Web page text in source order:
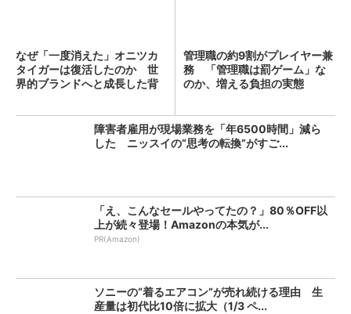
なぜ「一度消えた」オニツカ
タイガーは復活したのか 世
界的ブランドへと成長した背
管理職の約9割がプレイヤー兼
務 「管理職は罰ゲーム」な
のか、増える負担の実態
障害者雇用が現場業務を「年6500時間」減ら
した ニッスイの“思考の転換”がすご...
「え、こんなセールやってたの？」80％OFF以
上が続々登場！Amazonの本気が...
PR(Amazon)
ソニーの“着るエアコン”が売れ続ける理由 生
産量は初代比10倍に拡大（1/3 ペ...